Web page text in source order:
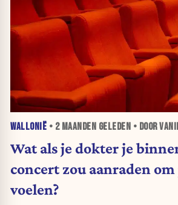
WALLONIË • 2 MAANDEN GELEDEN • DOOR
Wat als je dokter je
concert zou aanraden
voelen?